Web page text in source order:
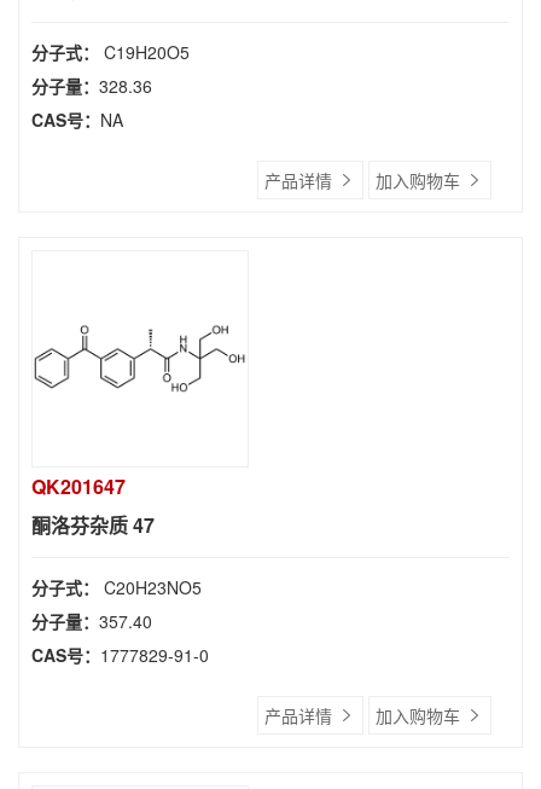
分子式： C19H20O5
分子量： 328.36
CAS号： NA
产品详情 加入购物车
QK201647
酮洛芬杂质 47
分子式： C20H23NO5
分子量： 357.40
CAS号： 1777829-91-0
产品详情 加入购物车